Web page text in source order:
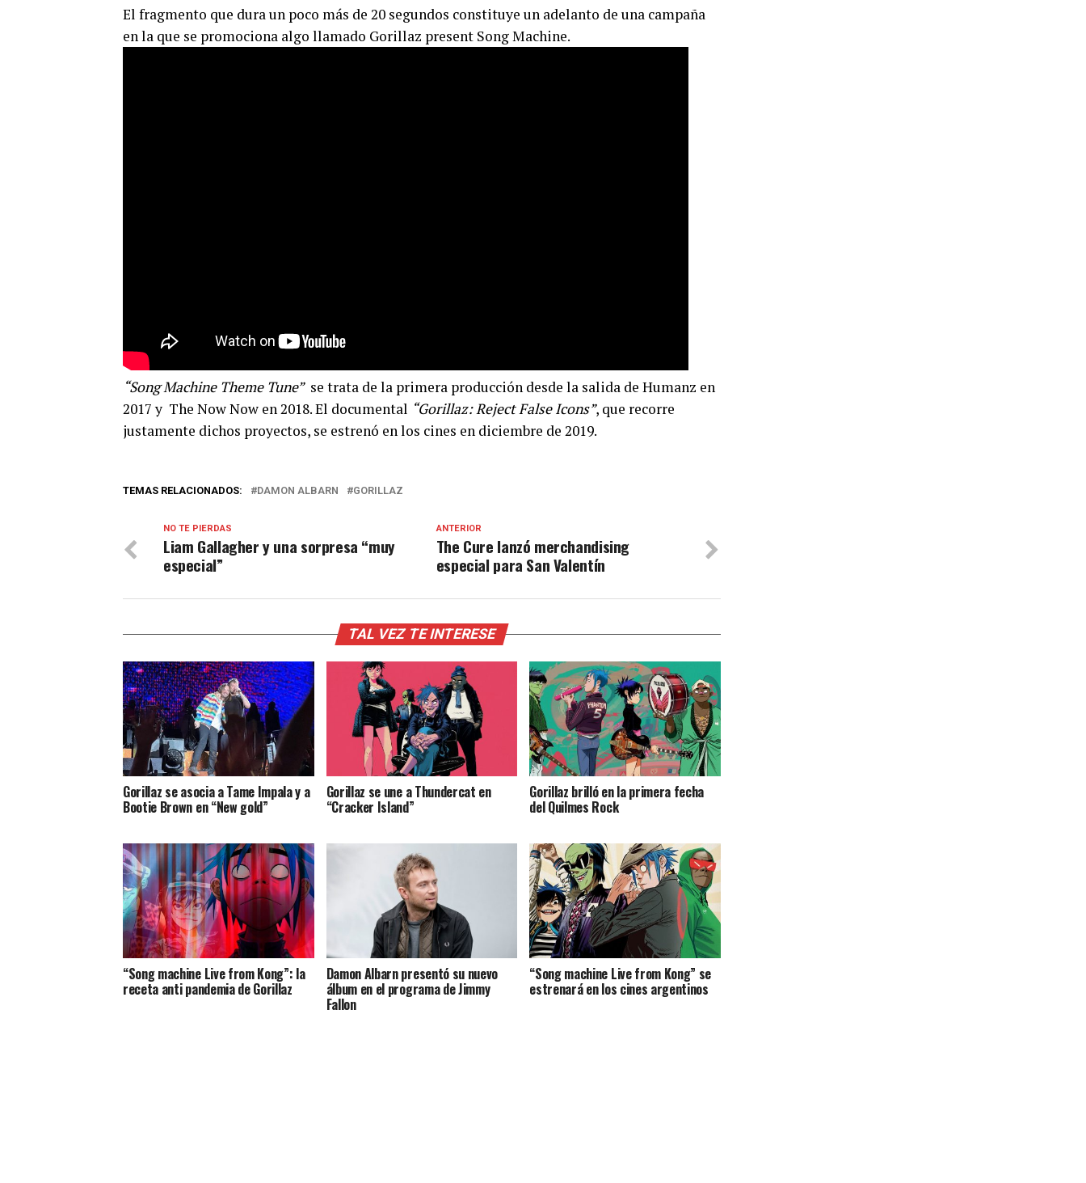
El fragmento que dura un poco más de 20 segundos constituye un adelanto de una campaña
en la que se promociona algo llamado Gorillaz present Song Machine.
“Song Machine Theme Tune”se trata de la primera producción desde la salida de Humanz en
2017 y The Now Now en 2018. El documental “Gorillaz: Reject False Icons”, que recorre
justamente dichos proyectos, se estrenó en los cines en diciembre de 2019.
TEMAS RELACIONADOS: DAMON ALBARN GORILLAZ
ANTERIOR
The Cure lanzó merchandising
especial para San Valentín
NO TE PIERDAS
Liam Gallagher y una sorpresa “muy
especial”
TAL VEZ TE INTERESE
Gorillaz se asocia a Tame Impala y a
Bootie Brown en “New gold”
Gorillaz se une a Thundercat en
“Cracker Island”
Gorillaz brilló en la primera fecha
del Quilmes Rock
“Song machine Live from Kong”: la
receta anti pandemia de Gorillaz
Damon Albarn presentó su nuevo
álbum en el programa de Jimmy
Fallon
“Song machine Live from Kong” se
estrenará en los cines argentinos